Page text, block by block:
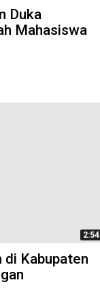
Duka
Mahasiswa
2:54
di Kabupaten